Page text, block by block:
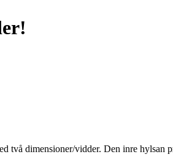
dimensioner/vidder. Den inre hylsan